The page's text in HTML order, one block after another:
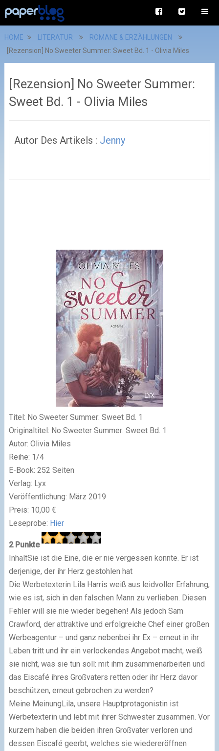
HOME LITERATUR
ROMANE & ERZÄHLUNGEN
[Rezension] No Sweeter Summer: Sweet Bd. 1 - Olivia Miles
[Rezension] No Sweeter Summer:
Sweet Bd. 1 - Olivia Miles
Autor Des Artikels : Jenny
Titel: No Sweeter Summer: Sweet Bd. 1
Originaltitel: No Sweeter Summer: Sweet Bd. 1
Autor: Olivia Miles
Reihe: 1 /4
E-Book: 252 Seiten
Verlag: Lyx
Veröffentlichung: März 2019
Preis: 10,00 €
Leseprobe: Hier
2 Punkte
InhaltSie ist die Eine, die er nie vergessen konnte. Er ist
derjenige, der ihr Herz gestohlen hat
Die Werbetexterin Lila Harris weiß aus leidvoller Erfahrung,
wie es ist, sich in den falschen Mann zu verlieben. Diesen
Fehler will sie nie wieder begehen! Als jedoch Sam
Crawford, der attraktive und erfolgreiche Chef einer großen
Werbeagentur – und ganz nebenbei ihr Ex – erneut in ihr
Leben tritt und ihr ein verlockendes Angebot macht, weiß
sie nicht, was sie tun soll: mit ihm zusammenarbeiten und
das Eiscafé ihres Großvaters retten oder ihr Herz davor
beschützen, erneut gebrochen zu werden?
Meine MeinungLila, unsere Hauptprotagonistin ist
Werbetexterin und lebt mit ihrer Schwester zusammen. Vor
kurzem haben die beiden ihren Großvater verloren und
dessen Eiscafé geerbt, welches sie wiedereröffnen